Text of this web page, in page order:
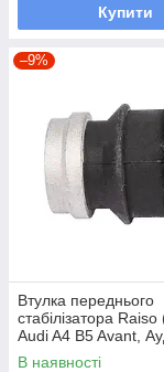
Купити
–9%
Втулка переднього
стабілізатора
Audi A4 B5 Avant,
#RL-411317B
В наявності